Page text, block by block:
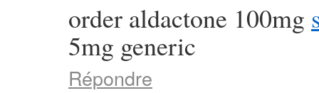
order aldactone 100mg
5mg generic
Répondre